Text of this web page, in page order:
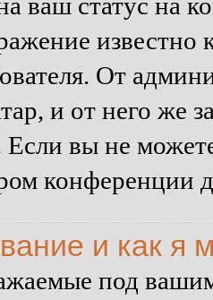
известно
От
и от него же
вы не
конференции
и как я
под